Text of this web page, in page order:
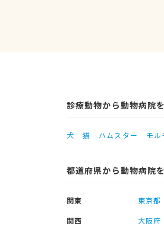
診療動物から動物病院
犬 猫 ハムスター モル
都道府県から動物病院
関東 東京都
関西
大阪府